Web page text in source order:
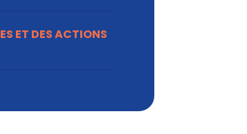
ET DES ACTIONS